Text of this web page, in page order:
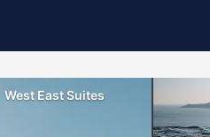
West East Suites